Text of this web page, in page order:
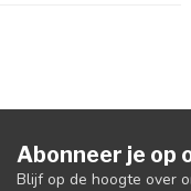
Abonneer je op
Blijf op de hoogte over